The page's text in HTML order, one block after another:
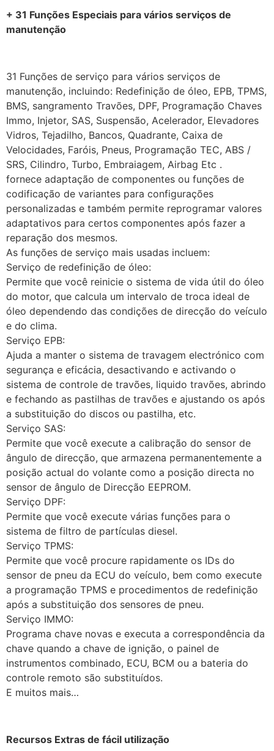
+ 31 Funções Especiais para vários serviços de
manutenção
31 Funções de serviço para vários serviços de
manutenção, incluindo: Redefinição de óleo, EPB, TPMS,
BMS, sangramento Travões, DPF, Programação Chaves
Immo, Injetor, SAS, Suspensão, Acelerador, Elevadores
Vidros, Tejadilho, Bancos, Quadrante, Caixa de
Velocidades, Faróis, Pneus, Programação TEC, ABS /
SRS, Cilindro, Turbo, Embraiagem, Airbag Etc .
fornece adaptação de componentes ou funções de
codificação de variantes para configurações
personalizadas e também permite reprogramar valores
adaptativos para certos componentes após fazer a
reparação dos mesmos.
As funções de serviço mais usadas incluem:
Serviço de redefinição de óleo:
Permite que você reinicie o sistema de vida útil do óleo
do motor, que calcula um intervalo de troca ideal de
óleo dependendo das condições de direcção do veículo
e do clima.
Serviço EPB:
Ajuda a manter o sistema de travagem electrónico com
segurança e eficácia, desactivando e activando o
sistema de controle de travões, liquido travões, abrindo
e fechando as pastilhas de travões e ajustando os após
a substituição do discos ou pastilha, etc.
Serviço SAS:
Permite que você execute a calibração do sensor de
ângulo de direcção, que armazena permanentemente a
posição actual do volante como a posição directa no
sensor de ângulo de Direcção EEPROM.
Serviço DPF:
Permite que você execute várias funções para o
sistema de filtro de partículas diesel.
Serviço TPMS:
Permite que você procure rapidamente os IDs do
sensor de pneu da ECU do veículo, bem como execute
a programação TPMS e procedimentos de redefinição
após a substituição dos sensores de pneu.
Serviço IMMO:
Programa chave novas e executa a correspondência da
chave quando a chave de ignição, o painel de
instrumentos combinado, ECU, BCM ou a bateria do
controle remoto são substituídos.
E muitos mais…
Recursos Extras de fácil utilização